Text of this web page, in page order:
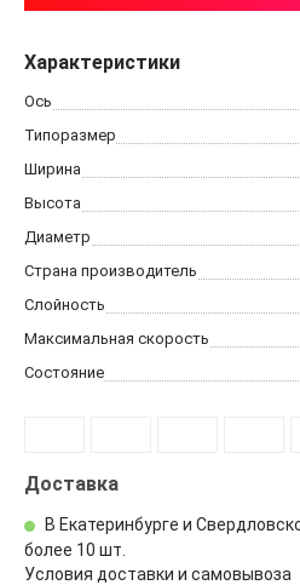
Характеристики
Ось
Типоразмер
Ширина
Высота
Диаметр
Страна производитель
Слойность
Максимальная скорость
Состояние
Доставка
В Екатеринбурге и
более 10 шт.
Условия доставки и самовывоза